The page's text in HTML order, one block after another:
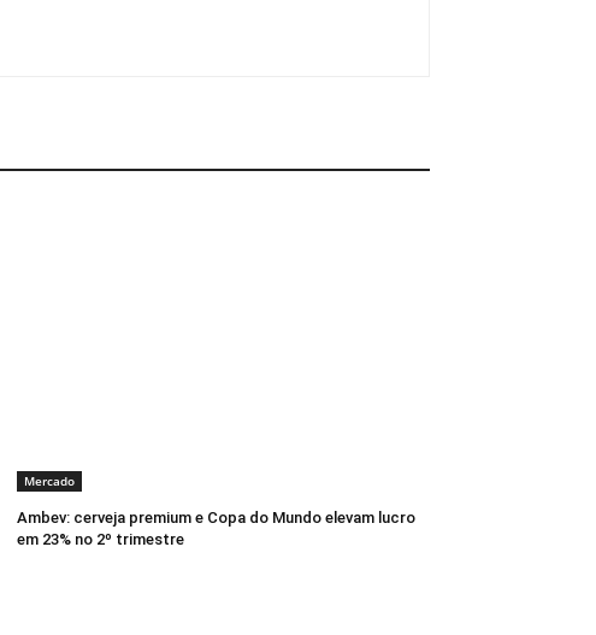
Mercado
Ambev: cerveja premium e Copa do Mundo elevam lucro
em 23% no 2º trimestre